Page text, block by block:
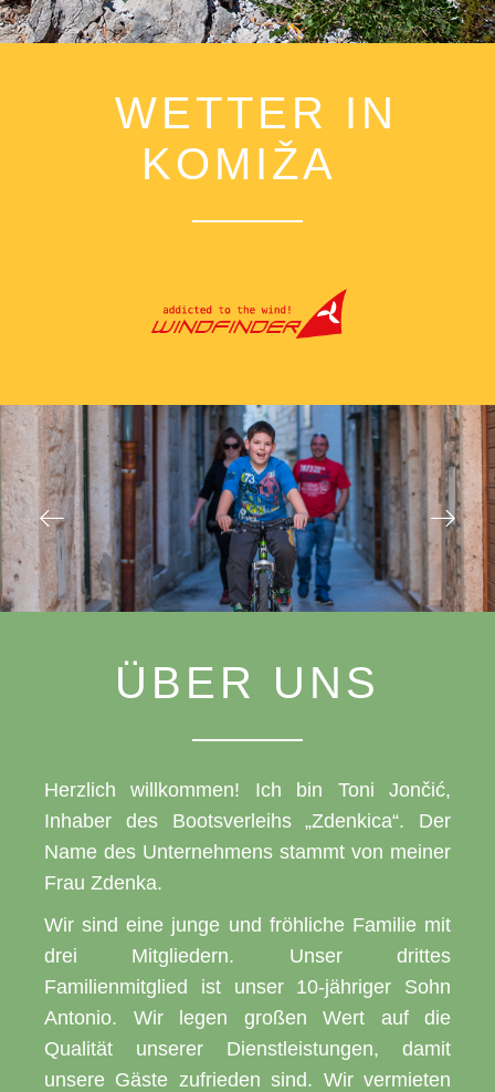
WETTER IN
KOMIŽA
ÜBER UNS
Herzlich willkommen! Ich bin Toni Jončić,
Inhaber des Bootsverleihs „Zdenkica“. Der
Name des Unternehmens stammt von meiner
Frau Zdenka.
Wir sind eine junge und fröhliche Familie mit
drei Mitgliedern. Unser drittes
Familienmitglied ist unser 10-jähriger Sohn
Antonio. Wir legen großen Wert auf die
Qualität unserer Dienstleistungen, damit
unsere Gäste zufrieden sind. Wir vermieten